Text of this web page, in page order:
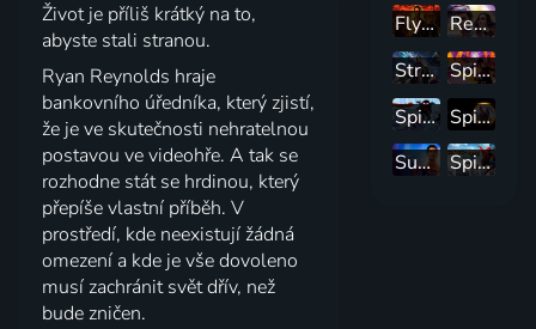
Život je příliš krátký na to,
abyste stali stranou.
Ryan Reynolds hraje
bankovního úředníka, který zjistí,
že je ve skutečnosti nehratelnou
postavou ve videohře. A tak se
rozhodne stát se hrdinou, který
přepíše vlastní příběh. V
prostředí, kde neexistují žádná
omezení a kde je vše dovoleno
musí zachránit svět dřív, než
bude zničen.
Flynn Carsen: Honba za Kopím osudu
Ready Player One: Hra začíná
Strážci Galaxie
Spider-Man: Napříč paralelními světy
Spider-Man: Paralelní světy
Spider-Man: Bez domova
Superman
Spider-Man: Homecoming